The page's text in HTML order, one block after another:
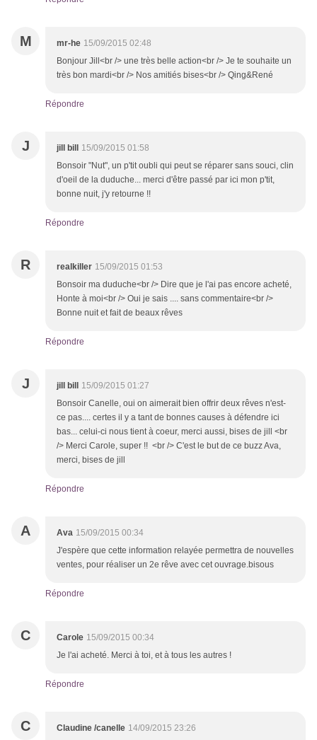
M mr-he 15/09/2015 02:48
Bonjour Jill<br /> une très belle action<br /> Je te souhaite un
très bon mardi<br /> Nos amitiés bises<br /> Qing&René
Répondre
J jill bill
15/09/2015 01:58
Bonsoir "Nut", un p'tit oubli qui peut se réparer sans souci, clin
d'oeil de la duduche... merci d'être passé par ici mon p'tit,
bonne nuit, j'y retourne !!
Répondre
R realkiller 15/09/2015 01:53
Bonsoir ma duduche<br /> Dire que je l'ai pas encore acheté,
Honte à moi<br /> Oui je sais .... sans commentaire<br />
Bonne nuit et fait de beaux rêves
Répondre
J jill bill
15/09/2015 01:27
Bonsoir Canelle, oui on aimerait bien offrir deux rêves n'est-
ce pas.... certes il y a tant de bonnes causes à défendre ici
bas... celui-ci nous tient à coeur, merci aussi, bises de jill <br
/> Merci Carole, super !! <br /> C'est le but de ce buzz Ava,
merci, bises de jill
Répondre
A Ava 15/09/2015 00:34
J'espère que cette information relayée permettra de nouvelles
ventes, pour réaliser un 2e rêve avec cet ouvrage.bisous
Répondre
C Carole 15/09/2015 00:34
Je l'ai acheté. Merci à toi, et à tous les autres !
Répondre
C Claudine /canelle 14/09/2015 23:26